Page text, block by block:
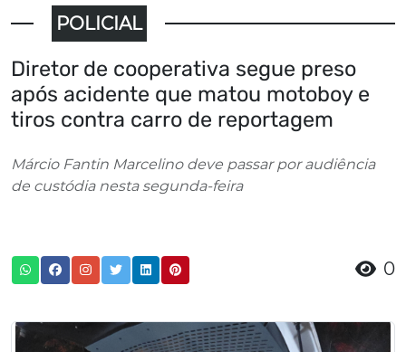
POLICIAL
Diretor de cooperativa segue preso
após acidente que matou motoboy e
tiros contra carro de reportagem
Márcio Fantin Marcelino deve passar por audiência
de custódia nesta segunda-feira
0